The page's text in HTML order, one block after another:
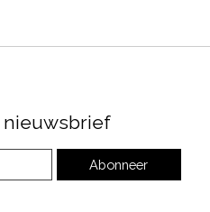
nieuwsbrief
Abonneer